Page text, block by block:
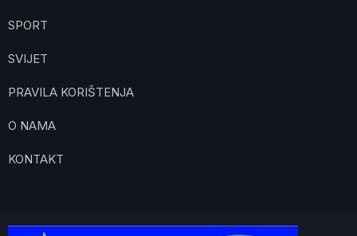
SPORT
SVIJET
PRAVILA KORIŠTENJA
O NAMA
KONTAKT